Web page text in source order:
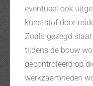
eventueel ook
kunststof door
Zoals gezegd
tijdens de bouw
gecontroleerd op
werkzaamheden